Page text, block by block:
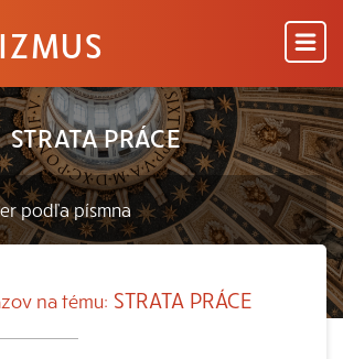
STRATA PRÁCE
na tému: STRATA PRÁCE